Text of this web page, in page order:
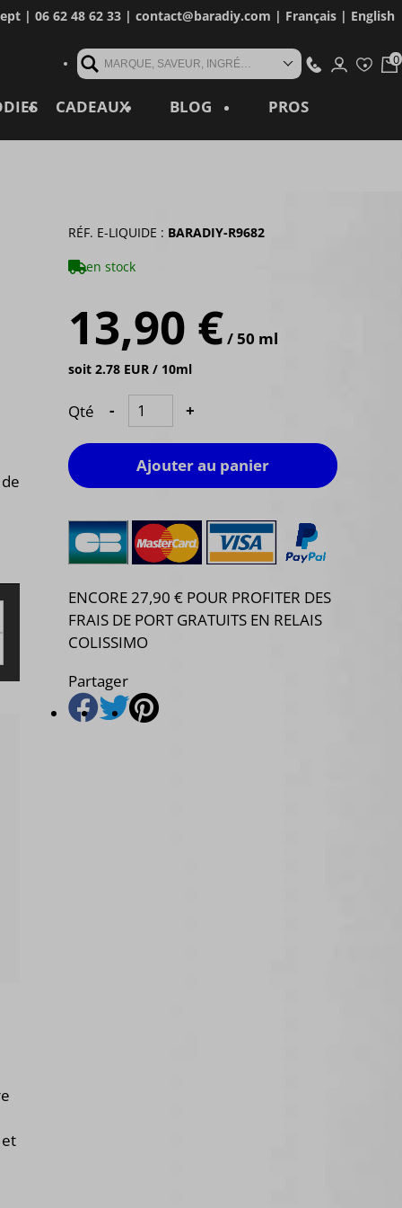
| 06 62 48 62 33 | contact@baradiy.com | Français| English
MARQUE, SAVEUR, INGRÉDIENT, RÉFÉRENCE, MOT CLÉ...
CADEAUX BLOG PROS
RÉF. E-LIQUIDE : BARADIY-R9682
en stock
13,90 €/ 50 ml
soit 2.78 EUR / 10ml
Qté - +
Ajouter au panier
ENCORE 27,90 € POUR PROFITER DES
FRAIS DE PORT GRATUITS EN RELAIS
COLISSIMO
Partager